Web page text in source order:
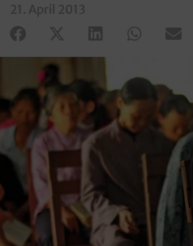
21. April 2013